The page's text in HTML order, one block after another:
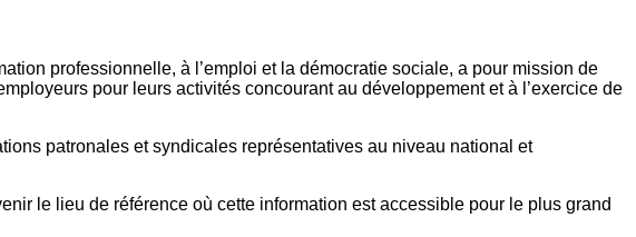
professionnelle, à l’emploi et la démocratie sociale, a pour mission de
pour leurs activités concourant au développement et à l’exercice de
patronales et syndicales représentatives au niveau national et
le lieu de référence où cette information est accessible pour le plus grand